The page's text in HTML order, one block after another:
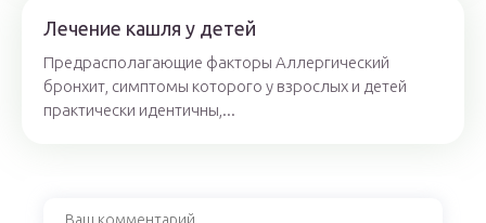
Лечение кашля у детей
Предрасполагающие факторы Аллергический
бронхит, симптомы которого у взрослых и детей
практически идентичны,...